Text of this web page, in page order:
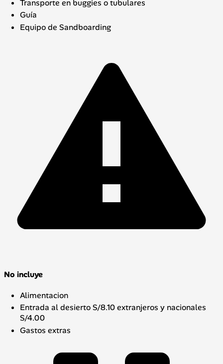
Transporte en buggies o tubulares
Guía
Equipo de Sandboarding
No incluye
Alimentacion
Entrada al desierto S/8.10 extranjeros y nacionales
S/4.00
Gastos extras